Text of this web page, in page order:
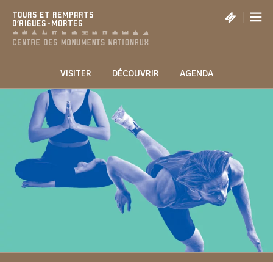
TOURS ET REMPARTS
D'AIGUES-MORTES
|
VISITER DÉCOUVRIR AGENDA